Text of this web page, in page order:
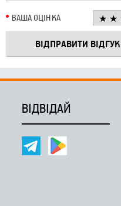
ВАША ОЦІНКА
ВІДВІДАЙ